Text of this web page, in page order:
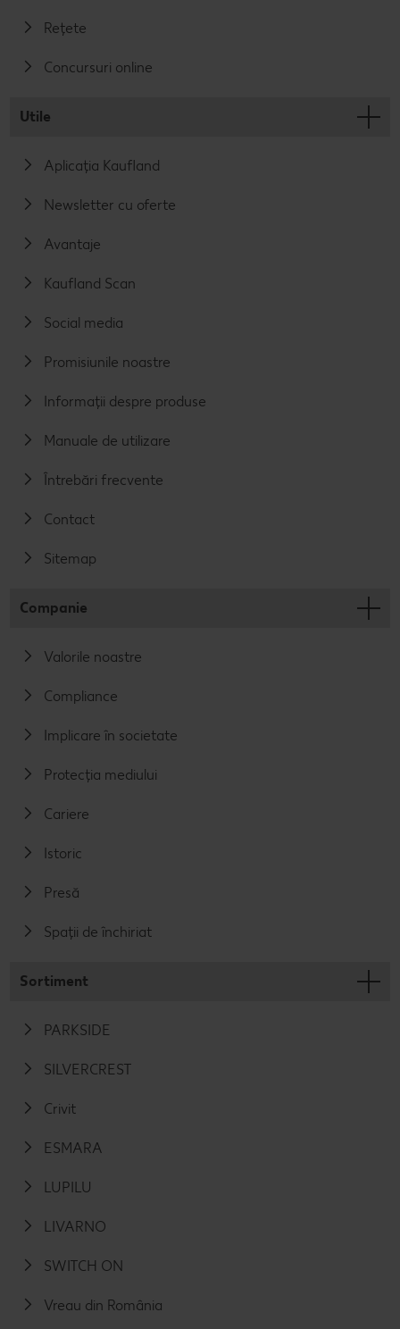
Rețete
Concursuri online
Utile
Aplicația Kaufland
Newsletter cu oferte
Avantaje
Kaufland Scan
Social media
Promisiunile noastre
Informații despre produse
Manuale de utilizare
Întrebări frecvente
Contact
Sitemap
Companie
Valorile noastre
Compliance
Implicare în societate
Protecția mediului
Cariere
Istoric
Presă
Spații de închiriat
Sortiment
PARKSIDE
SILVERCREST
Crivit
ESMARA
LUPILU
LIVARNO
SWITCH ON
Vreau din România